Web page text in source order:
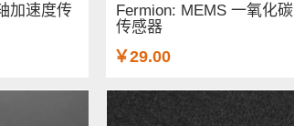
加速度传
Fermion: MEMS 一氧化碳
传感器
￥29.00